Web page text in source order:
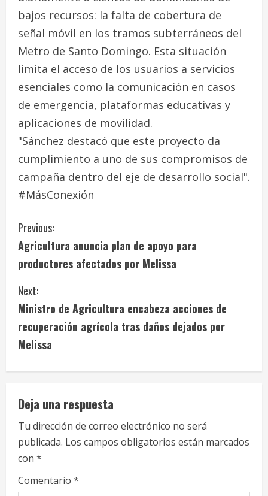
bajos recursos: la falta de cobertura de
señal móvil en los tramos subterráneos del
Metro de Santo Domingo. Esta situación
limita el acceso de los usuarios a servicios
esenciales como la comunicación en casos
de emergencia, plataformas educativas y
aplicaciones de movilidad.
"Sánchez destacó que este proyecto da
cumplimiento a uno de sus compromisos de
campaña dentro del eje de desarrollo social".
#MásConexión
C
o
n
t
i
n
u
e
R
e
a
Previous:
Agricultura anuncia plan de apoyo para
productores afectados por Melissa
Next:
Ministro de Agricultura encabeza acciones de
recuperación agrícola tras daños dejados por
Melissa
Deja una respuesta
Tu dirección de correo electrónico no será
publicada. Los campos obligatorios están marcados
con *
Comentario *